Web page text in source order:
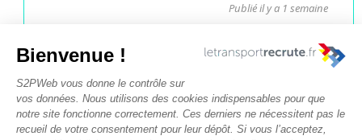
Publié il y a 1 semaine
CONDUCTEUR (TRICE)
SPLCHIPIER transports•Corbas
(69960)